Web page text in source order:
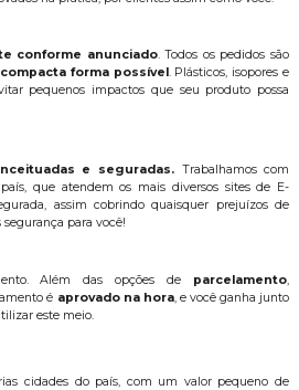
conforme anunciado. Todos os pedidos são
forma possível. Plásticos, isopores e
pequenos impactos que seu produto possa
e seguradas. Trabalhamos com
que atendem os mais diversos sites de E-
assim cobrindo quaisquer prejuízos de
segurança para você!
Além das opções de parcelamento,
é aprovado na hora, e você ganha junto
este meio.
cidades do país, com um valor pequeno de